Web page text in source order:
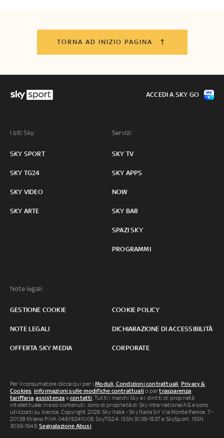
TORNA AD INIZIO PAGINA
I siti Sky:
SKY SPORT
SKY TG24
SKY VIDEO
SKY ARTE
Servizi:
SKY TV
SKY APPS
NOW
SKY BAR
SPAZI SKY
PROGRAMMI
Note legali:
GESTIONE COOKIE COOKIE POLICY
NOTE LEGALI DICHIARAZIONE DI ACCESSIBILITÀ
OFFERTA SKY MEDIA CORPORATE
ACCEDI A SKY GO
Per il consumatore clicca qui per iModuli, Condizioni contrattuali, Privacy &
Cookies, informazioni sulle modifiche contrattuali o pertrasparenza
tariffaria,assistenza econtatti. Tutti i marchi Sky e i diritti di proprietà
intellettuale in essi contenuti, sono di proprietà di Sky international AG e sono
utilizzati su licenza. Copyright 2026 Sky Italia - Sky Italia Srl Via Monte Penice, 7 -
20138 Milano P.IVA 04619241005. SkyTG24: ISSN 3035-1537 e SkySport: ISSN
3035-1545.Segnalazione Abusi